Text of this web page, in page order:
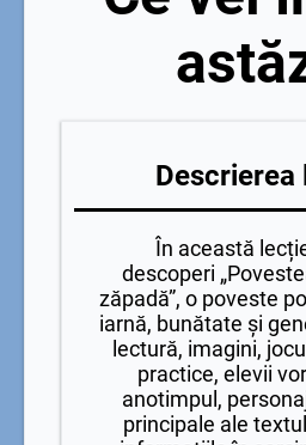
Descrierea
În această
descoperi
zăpadă”, o poveste
iarnă, bunătate și
lectură, imagini,
practice, elevii
anotimpul,
principale ale